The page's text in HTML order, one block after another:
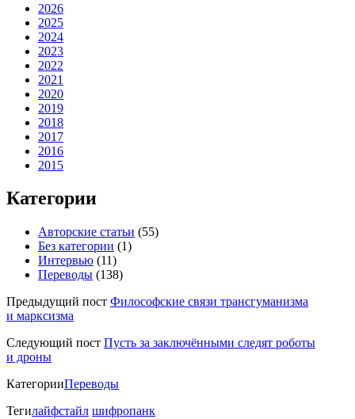
2026
2025
2024
2023
2022
2021
2020
2019
2018
2017
2016
2015
Категории
Авторские статьи (55)
Без категории (1)
Интервью (11)
Переводы (138)
Предыдущий пост Философские связи трансгуманизма
и марксизма
Следующий пост Пусть за заключёнными следят роботы
и дроны
КатегорииПереводы
Тегилайфстайл шифропанк